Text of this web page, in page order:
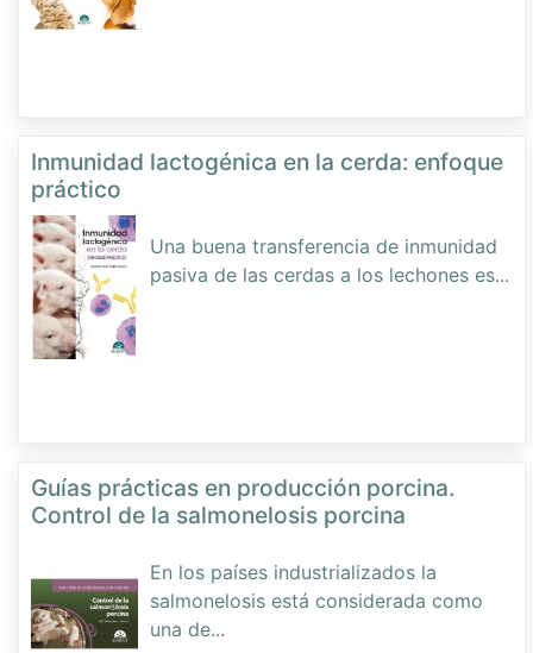
Inmunidad lactogénica en la cerda: enfoque
práctico
Una buena transferencia de inmunidad
pasiva de las cerdas a los lechones es...
Guías prácticas en producción porcina.
Control de la salmonelosis porcina
En los países industrializados la
salmonelosis está considerada como
una de...